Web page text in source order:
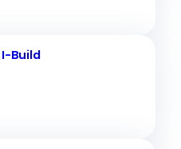
I-Build